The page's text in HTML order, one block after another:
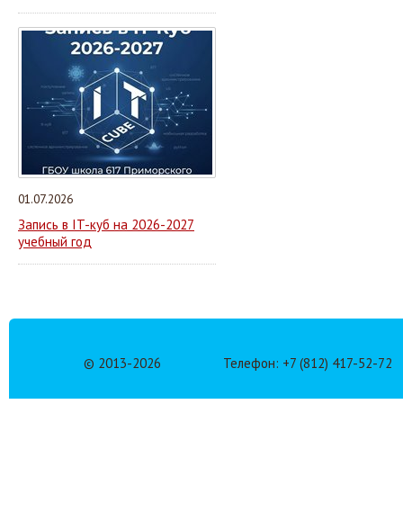
01.07.2026
Запись в IT-куб на 2026-2027
учебный год
© 2013-2026 Телефон: +7 (812) 417-52-72